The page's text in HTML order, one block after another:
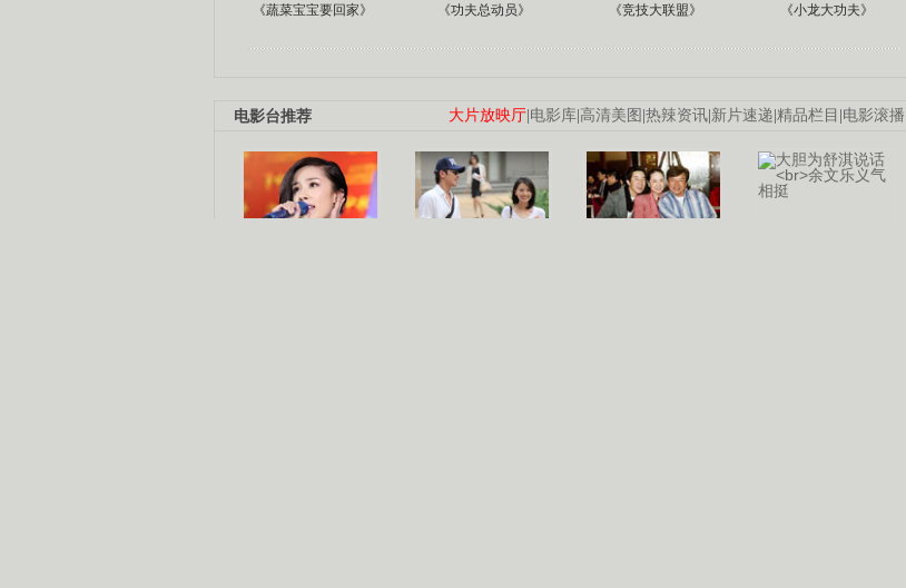
《蔬菜宝宝要回家》 《功夫总动员》 《竞技大联盟》 《小龙大功夫》
大片放映厅|电影库|高清美图 |热辣资讯|新片速递|精品栏目 |电影滚播
电影台推荐